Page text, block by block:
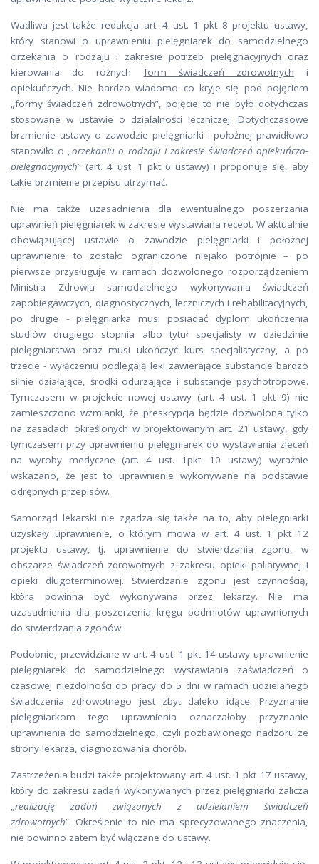
Wadliwa jest także redakcja art. 4 ust. 1 pkt 8 projektu ustawy,
który stanowi o uprawnieniu pielęgniarek do samodzielnego
orzekania o rodzaju i zakresie potrzeb pielęgnacyjnych oraz
kierowania do różnych form świadczeń zdrowotnych i
opiekuńczych. Nie bardzo wiadomo co kryje się pod pojęciem
„formy świadczeń zdrowotnych”, pojęcie to nie było dotychczas
stosowane w ustawie o działalności leczniczej. Dotychczasowe
brzmienie ustawy o zawodzie pielęgniarki i położnej prawidłowo
stanowiło o „orzekaniu o rodzaju i zakresie świadczeń opiekuńczo-
pielęgnacyjnych” (art. 4 ust. 1 pkt 6 ustawy) i proponuje się, aby
takie brzmienie przepisu utrzymać.
Nie ma także uzasadnienia dla ewentualnego poszerzania
uprawnień pielęgniarek w zakresie wystawiana recept. W aktualnie
obowiązującej ustawie o zawodzie pielęgniarki i położnej
uprawnienie to zostało ograniczone niejako potrójnie – po
pierwsze przysługuje w ramach dozwolonego rozporządzeniem
Ministra Zdrowia samodzielnego wykonywania świadczeń
zapobiegawczych, diagnostycznych, leczniczych i rehabilitacyjnych,
po drugie - pielęgniarka musi posiadać dyplom ukończenia
studiów drugiego stopnia albo tytuł specjalisty w dziedzinie
pielęgniarstwa oraz musi ukończyć kurs specjalistyczny, a po
trzecie - wyłączeniu podlegają leki zawierające substancje bardzo
silnie działające, środki odurzające i substancje psychotropowe.
Tymczasem w projekcie nowej ustawy (art. 4 ust. 1 pkt 9) nie
zamieszczono wzmianki, że preskrypcja będzie dozwolona tylko
na zasadach określonych w projektowanym art. 21 ustawy, gdy
tymczasem przy uprawnieniu pielęgniarek do wystawiania zleceń
na wyroby medyczne (art. 4 ust. 1pkt. 10 ustawy) wyraźnie
wskazano, że jest to uprawnienie wykonywane na podstawie
odrębnych przepisów.
Samorząd lekarski nie zgadza się także na to, aby pielęgniarki
uzyskały uprawnienie, o którym mowa w art. 4 ust. 1 pkt 12
projektu ustawy, tj. uprawnienie do stwierdzania zgonu, w
obszarze świadczeń zdrowotnych z zakresu opieki paliatywnej i
opieki długoterminowej. Stwierdzanie zgonu jest czynnością,
która powinna być wykonywana przez lekarzy. Nie ma
uzasadnienia dla poszerzenia kręgu podmiotów uprawnionych
do stwierdzania zgonów.
Podobnie, przewidziane w art. 4 ust. 1 pkt 14 ustawy uprawnienie
pielęgniarek do samodzielnego wystawiania zaświadczeń o
czasowej niezdolności do pracy do 5 dni w ramach udzielanego
świadczenia zdrowotnego jest zbyt daleko idące. Przyznanie
pielęgniarkom tego uprawnienia oznaczałoby przyznanie
uprawnienia do samodzielnego, czyli pozbawionego nadzoru ze
strony lekarza, diagnozowania chorób.
Zastrzeżenia budzi także projektowany art. 4 ust. 1 pkt 17 ustawy,
który do zakresu zadań wykonywanych przez pielęgniarki zalicza
„realizację zadań związanych z udzielaniem świadczeń
zdrowotnych”. Określenie to nie ma sprecyzowanego znaczenia,
nie powinno zatem być włączane do ustawy.